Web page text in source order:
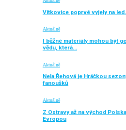
Vítkovice poprvé vyjely na
Aktuálně
I běžné materiály mohou být
vědu, která…
Aktuálně
Nela Řehová je Hráčkou
fanoušků
Aktuálně
Z Ostravy až na východ
Evropou